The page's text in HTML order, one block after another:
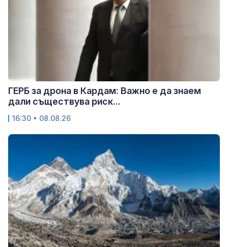
ГЕРБ за дрона в Кардам: Важно е да знаем
дали съществува риск...
16:30 • 08.08.26